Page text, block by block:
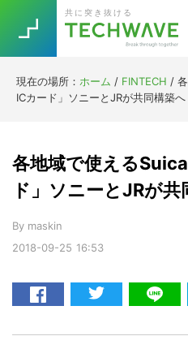
primary
navigation
main
content
primary
sidebar
footer
共に突き抜ける
現在の場所： ホーム / FINTECH /
ICカード」ソニーとJRが共同構築へ
2018-09-25 16:53
各地域で使える
ド」ソニーとJRが共
By maskin
TOPICS
RE:LIFE
Re:Work
[Startup]
[Voice Edition]
Trend 今話題の注目キーワード
5G Asana